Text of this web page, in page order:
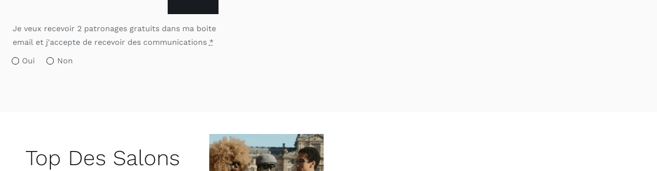
Je veux recevoir 2 patronages gratuits dans ma boite
email et j'accepte de recevoir des communications *
Oui Non
Top Des Salons